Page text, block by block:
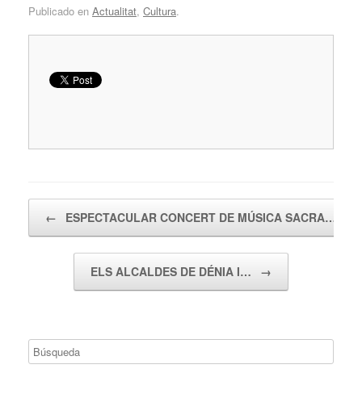
Publicado en Actualitat, Cultura.
← ESPECTACULAR CONCERT DE MÚSICA SACRA…
ELS ALCALDES DE DÉNIA I… →